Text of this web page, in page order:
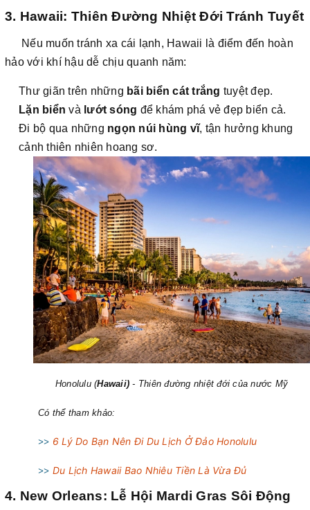
3. Hawaii: Thiên Đường Nhiệt Đới Tránh Tuyết
Nếu muốn tránh xa cái lạnh, Hawaii là điểm đến hoàn
hảo với khí hậu dễ chịu quanh năm:
Thư giãn trên những bãi biển cát trắng tuyệt đẹp.
Lặn biển và lướt sóng để khám phá vẻ đẹp biển cả.
Đi bộ qua những ngọn núi hùng vĩ, tận hưởng khung
cảnh thiên nhiên hoang sơ.
Honolulu (Hawaii) - Thiên đường nhiệt đới của nước Mỹ
Có thể tham khảo:
>> 6 Lý Do Bạn Nên Đi Du Lịch Ở Đảo Honolulu
>> Du Lịch Hawaii Bao Nhiêu Tiền Là Vừa Đủ
4. New Orleans: Lễ Hội Mardi Gras Sôi Động